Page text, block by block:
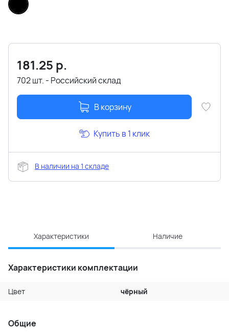
181.25 р.
702 шт. - Российский склад
В корзину
Купить в 1 клик
В наличии на 1 складе
Характеристики Наличие
Характеристики комплектации
Цвет чёрный
Общие